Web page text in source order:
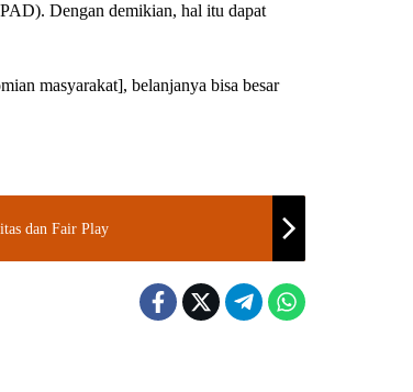
Dengan demikian, hal itu dapat
masyarakat], belanjanya bisa besar
dan Fair Play